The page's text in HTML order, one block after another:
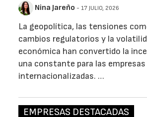
Nina Jareño - 17 JULIO, 2026
La geopolítica, las tensiones
cambios regulatorios y la
económica han convertido la
una constante para las empresas
internacionalizadas. …
EMPRESAS DESTACADAS